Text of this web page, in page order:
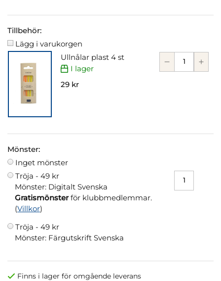
Tillbehör:
Lägg i varukorgen
Ullnålar plast 4 st
I lager
29 kr
Mönster:
Inget mönster
Tröja - 49 kr
Mönster: Digitalt Svenska
Gratismönsterför klubbmedlemmar.
(Villkor)
Tröja - 49 kr
Mönster: Färgutskrift Svenska
Finns i lager för omgående leverans